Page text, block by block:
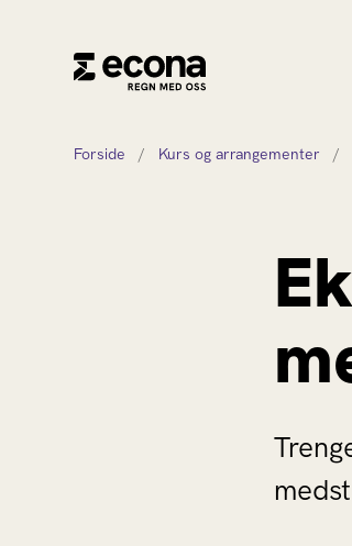
Forside / Kurs og arrangementer /